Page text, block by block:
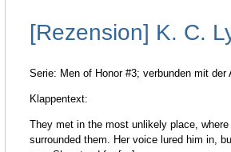
[Rezension] K. C.
Serie: Men of Honor #3; verbunden mit der
Klappentext:
They met in the most unlikely place,
surrounded them. Her voice lured him in,